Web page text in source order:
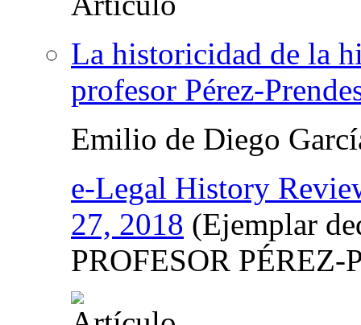
La historicidad de la
profesor Pérez-
Emilio de Diego
e-Legal History
27, 2018 (Ejemplar
PROFESOR PÉREZ-